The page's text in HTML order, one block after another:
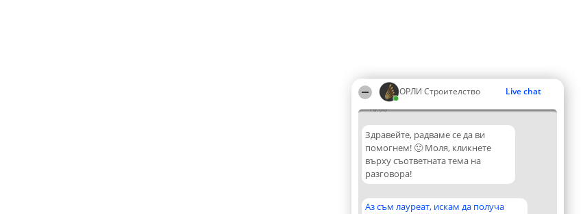
ОРЛИ Строителство Live chat
16:08
Здравейте, радваме се да ви
помогнем! 🙂 Моля, кликнете
върху съответната тема на
разговора!
Аз съм лауреат, искам да получа